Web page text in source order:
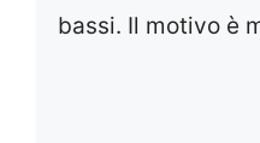
bassi. Il motivo è